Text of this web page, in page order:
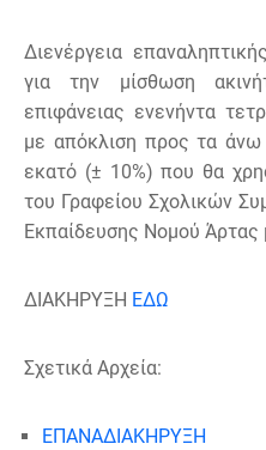
Διενέργεια
για την μίσθωση
επιφάνειας ενενήντα
με απόκλιση προς τα
εκατό (± 10%) που θα
του Γραφείου Σχολικών
Εκπαίδευσης Νομού Άρτας
ΔΙΑΚΗΡΥΞΗ ΕΔΩ
Σχετικά Αρχεία:
ΕΠΑΝΑΔΙΑΚΗΡΥΞΗ